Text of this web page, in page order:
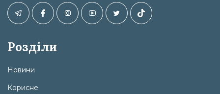
Розділи
Новини
Корисне